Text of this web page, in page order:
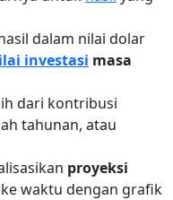
dalam nilai dolar
investasi masa
dari kontribusi
tahunan, atau
proyeksi
waktu dengan grafik